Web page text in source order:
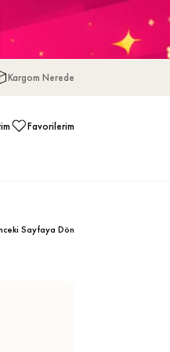
Kargom Nerede
Favorilerim
Sayfaya Dön